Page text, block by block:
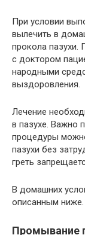
При условии
вылечить в
прокола пазухи.
с доктором
народными
выздоровления.
Лечение
в пазухе. Важно
процедуры
пазухи без
греть
В домашних
описанным ниже.
Промывание